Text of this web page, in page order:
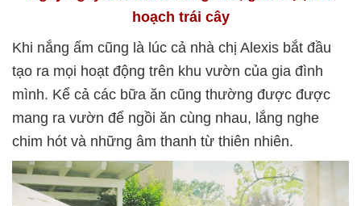
hoạch trái cây
Khi nắng ấm cũng là lúc cả nhà chị Alexis bắt đầu
tạo ra mọi hoạt động trên khu vườn của gia đình
mình. Kể cả các bữa ăn cũng thường được được
mang ra vườn để ngồi ăn cùng nhau, lắng nghe
chim hót và những âm thanh từ thiên nhiên.